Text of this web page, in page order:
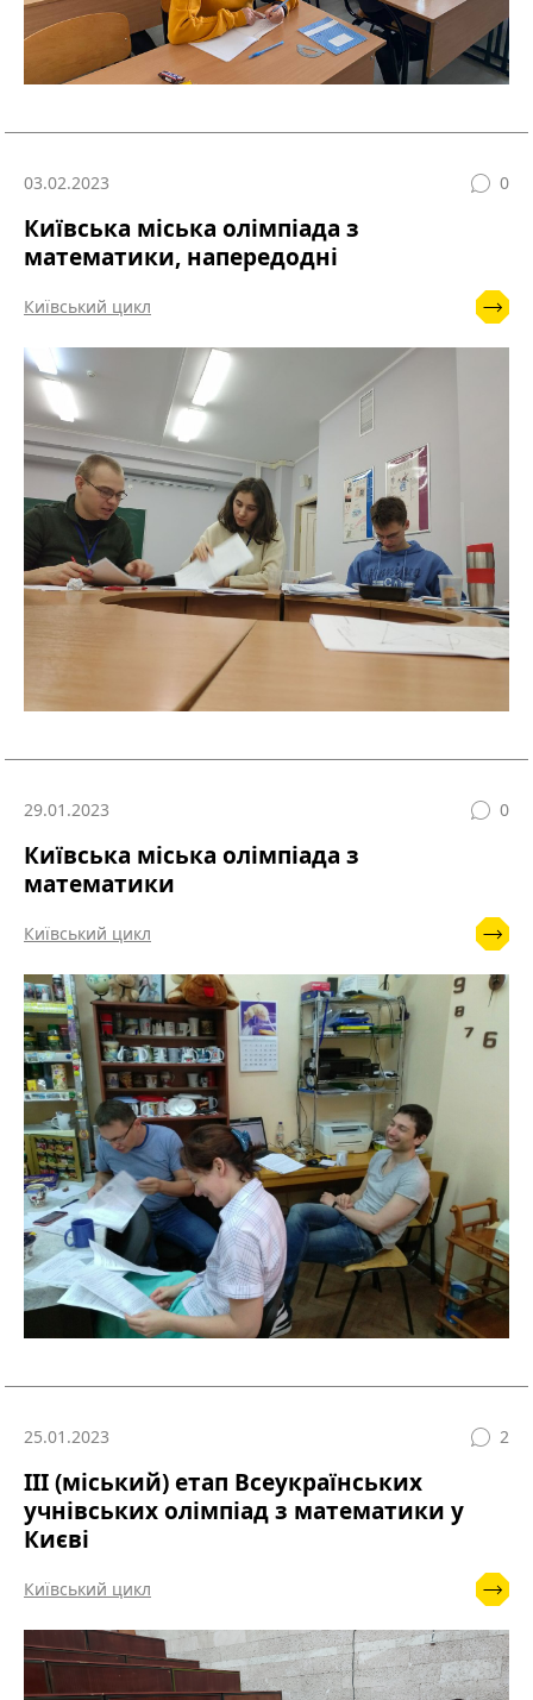
03.02.2023 0
Київська міська олімпіада з
математики, напередодні
Київський цикл
29.01.2023 0
Київська міська олімпіада з
математики
Київський цикл
25.01.2023 2
ІІІ (міський) етап Всеукраїнських
учнівських олімпіад з математики у
Києві
Київський цикл